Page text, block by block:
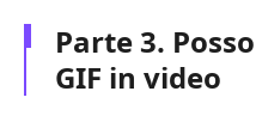
Parte 3.
GIF in video